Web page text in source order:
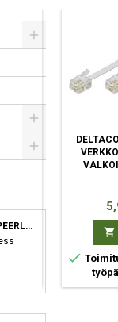
THERMALRIGHT PEERLESS ASSASSIN 120 SE SUORITIN JÄÄHDYTYSLEVY/JÄÄHDYTIN 12 CM MUSTA
1-2

